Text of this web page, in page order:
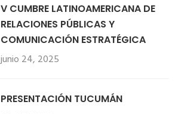
V CUMBRE LATINOAMERICANA DE
RELACIONES PÚBLICAS Y
COMUNICACIÓN ESTRATÉGICA
junio 24, 2025
PRESENTACIÓN TUCUMÁN